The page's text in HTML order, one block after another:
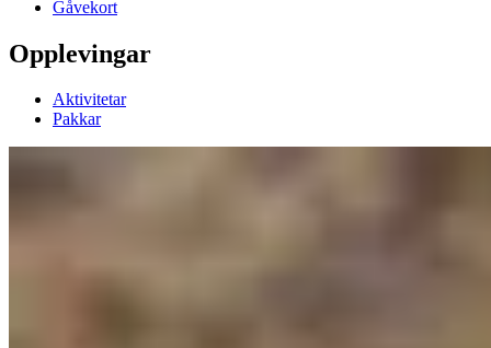
Gåvekort
Opplevingar
Aktivitetar
Pakkar